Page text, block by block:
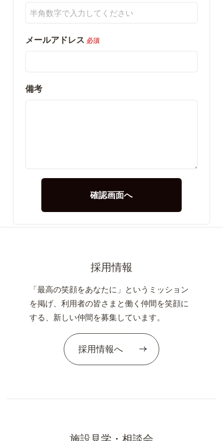
メールアドレス 必須
備考
採用情報
「最高の笑顔をあなたに」というミッション
を掲げ、利用者の皆さまと働く仲間を笑顔に
する、新しい仲間を募集しています。
採用情報へ